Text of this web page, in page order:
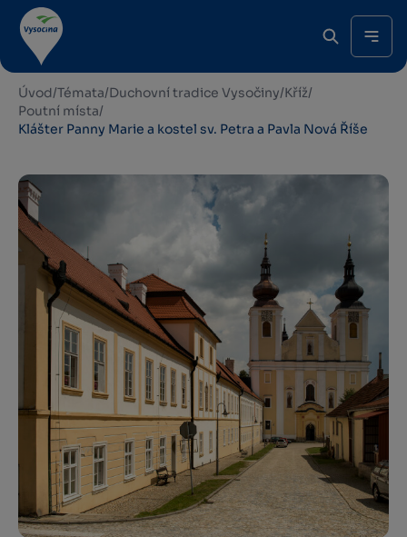
Úvod/Témata/Duchovní tradice Vysočiny/Kříž/
Poutní místa/
Klášter Panny Marie a kostel sv. Petra a Pavla Nová Říše